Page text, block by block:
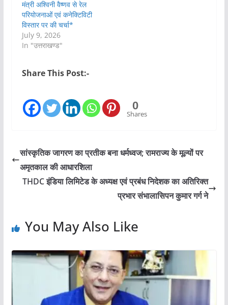
मंत्री अश्विनी वैष्णव से रेल
परियोजनाओं एवं कनेक्टिविटी
विस्तार पर की चर्चा*
July 9, 2026
In "उत्तराखण्ड"
Share This Post:-
0
Shares
सांस्कृतिक जागरण का प्रतीक बना धर्मध्वज; रामराज्य के मूल्यों पर
अमृतकाल की आधारशिला
THDC इंडिया लिमिटेड के अध्यक्ष एवं प्रबंध निदेशक का अतिरिक्त
प्रभार संभालासिपन कुमार गर्ग ने
You May Also Like